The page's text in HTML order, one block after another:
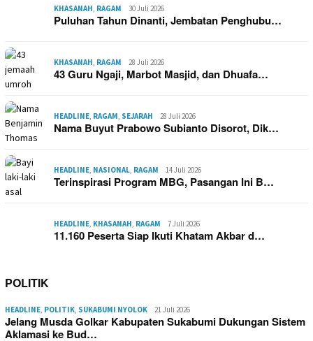
KHASANAH, RAGAM 30 Juli 2026
Puluhan Tahun Dinanti, Jembatan Penghubu…
KHASANAH, RAGAM 28 Juli 2026
43 Guru Ngaji, Marbot Masjid, dan Dhuafa…
HEADLINE, RAGAM, SEJARAH 28 Juli 2026
Nama Buyut Prabowo Subianto Disorot, Dik…
HEADLINE, NASIONAL, RAGAM 14 Juli 2026
Terinspirasi Program MBG, Pasangan Ini B…
HEADLINE, KHASANAH, RAGAM 7 Juli 2026
11.160 Peserta Siap Ikuti Khatam Akbar d…
POLITIK
HEADLINE, POLITIK, SUKABUMI NYOLOK 21 Juli 2026
Jelang Musda Golkar Kabupaten Sukabumi Dukungan Sistem
Aklamasi ke Bud…